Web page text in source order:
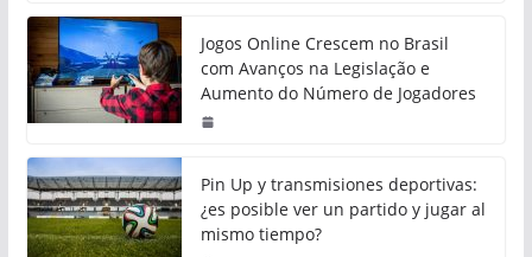
Jogos Online Crescem no Brasil
com Avanços na Legislação e
Aumento do Número de Jogadores
Pin Up y transmisiones deportivas:
¿es posible ver un partido y jugar al
mismo tiempo?